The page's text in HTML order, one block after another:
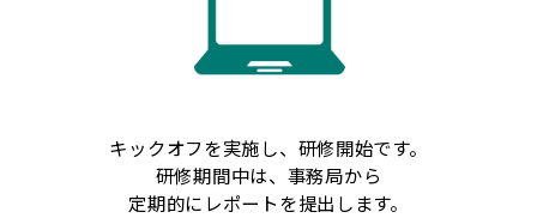
キックオフを実施し、研修開始です。
研修期間中は、事務局から
定期的にレポートを提出します。